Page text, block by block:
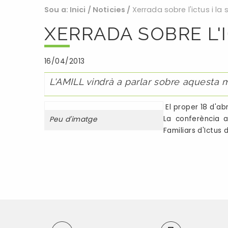
Sou a: Inici / Noticies / Xerrada sobre l'ictus i la
XERRADA SOBRE
16/04/2013
L'AMILL vindrà a parlar sobre aquesta
Peu d'imatge
El proper 18
La conferència
Familiars d'Ictus